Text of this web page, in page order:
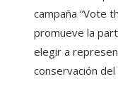
campaña “Vote
promueve la
elegir a
conservación